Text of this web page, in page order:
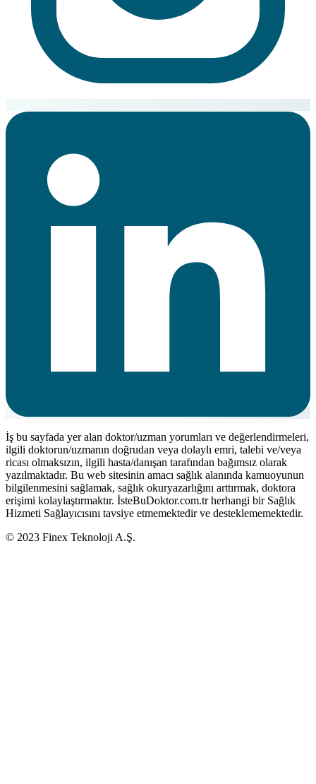
İş bu sayfada yer alan doktor/uzman yorumları ve değerlendirmeleri,
ilgili doktorun/uzmanın doğrudan veya dolaylı emri, talebi ve/veya
ricası olmaksızın, ilgili hasta/danışan tarafından bağımsız olarak
yazılmaktadır. Bu web sitesinin amacı sağlık alanında kamuoyunun
bilgilenmesini sağlamak, sağlık okuryazarlığını arttırmak, doktora
erişimi kolaylaştırmaktır. İsteBuDoktor.com.tr herhangi bir Sağlık
Hizmeti Sağlayıcısını tavsiye etmemektedir ve desteklememektedir.
© 2023 Finex Teknoloji A.Ş.